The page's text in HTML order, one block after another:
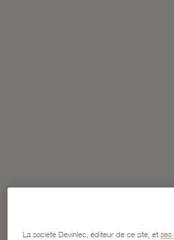
La société Devinlec, éditeur de ce site, etses